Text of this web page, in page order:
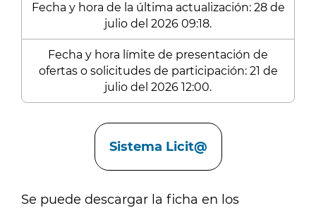
Fecha y hora de la última actualización: 28 de
julio del 2026 09:18.
Fecha y hora límite de presentación de
ofertas o solicitudes de participación: 21 de
julio del 2026 12:00.
Sistema Licit@
Se puede descargar la ficha en los